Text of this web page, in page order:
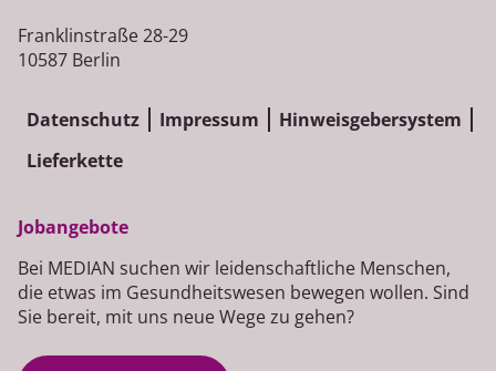
Franklinstraße 28-29
10587 Berlin
Datenschutz Impressum
Hinweisgebersystem
Lieferkette
Jobangebote
Bei MEDIAN suchen wir leidenschaftliche Menschen,
die etwas im Gesundheitswesen bewegen wollen. Sind
Sie bereit, mit uns neue Wege zu gehen?